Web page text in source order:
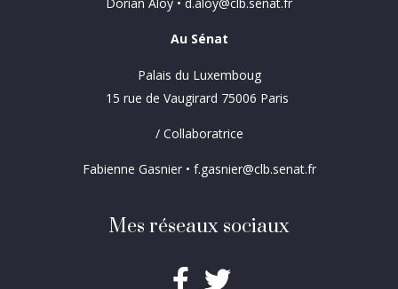
Au Sénat
Palais du Luxemboug
15 rue de Vaugirard 75006 Paris
/ Collaboratrice
Fabienne Gasnier • f.gasnier@clb.senat.fr
Mes réseaux sociaux